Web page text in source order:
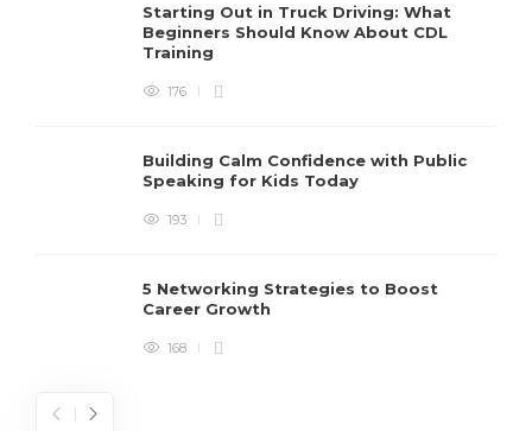
Starting Out in Truck Driving: What
Beginners Should Know About CDL
Training
176
Building Calm Confidence with Public
Speaking for Kids Today
193
5 Networking Strategies to Boost
Career Growth
168